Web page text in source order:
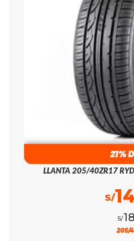
21%
LLANTA 205/40ZR17
S/
S/
205/